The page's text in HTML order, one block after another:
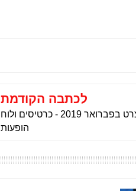
לכתבה הקודמת
התחייה של הנדל בקונצרט בפברואר 2019 - כרטיסים ולוח
הופעות